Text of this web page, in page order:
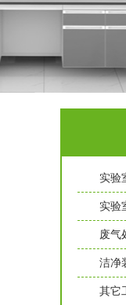
实验
实验
废气
洁净
其它